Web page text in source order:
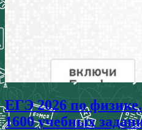
ЕГЭ 2026 по
1600 учебных